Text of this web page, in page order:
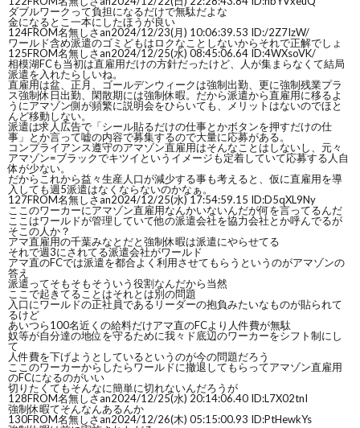
ダブルワークって負担になるだけで無駄だよな
金になるとこ一本にしたほうが良い
124FROM名無しさan2024/12/23(月) 10:06:39.53 ID:/2Z7IzW/
ワールド含め派遣のゴミどもはロクなことしないからそれで正解でしょ
125FROM名無しさan2024/12/25(水) 08:45:06.64 ID:4WXsoVK/
相模湖FCも当初は直雇用だけの方針だったけど、人が集まらなくて結局
派遣を入れたらしいね。
直雇用は盆、正月、ゴールデンウィークは強制出勤、更に強制残業プラ
ス強制休日出勤、閑散期には強制休暇。だから派遣から直雇用に移るよ
うにアマゾン側が頻繁に説明会をひらいても、メリットはないのでほと
んど移動しない。
派遣は求人広告で「シール貼るだけの仕事とかボタンを押すだけの仕
事」とか言って嘘の内容で募集するので大量に応募がある。
コンプライアンス遵守のアマゾン直雇用はそんなことはしないし、元々
アマゾン=ブラックでキツイというイメージも定着していて応募する人自
体が少ない。
だからこれから益々生産人口が減少する事も考えると、仮に直雇用を導
入しても週5派遣はなくならないのかなぁ。
127FROM名無しさan2024/12/25(水) 17:54:59.15 ID:D5qXL9Ny
ここのワーカーにアマゾン直雇用なんかいないんだが何を言ってるんだ
ここはワールドが管理していて他の派遣会社を協力会社とか呼んでるが
そこの人か？
アマ直雇用の千葉みなとだと強制休暇は派遣にやらせてる
それで週3にされてる派遣会社がワールド
アマ直のFCでは派遣を都合よく利用させてもらうというのがアマゾンの
答え
派遣ってそもそもそういう役割なんだから当然
ここで起きてることはそれとは別の問題
入口にワールドの正社員であるリーダーの抱負みたいなものが貼られて
るけど
あいつら100名近くの給料だけアマ直のFCより人件費が無駄
奴等が自分達の地位を守るために我々ド底辺のワーカーをシフト制にし
て
人件費を下げようとしているというのが今の問題だろう
ここのワーカーからしたらワールドに撤退してもらってアマゾン直雇用
のFCになるのがいい
切りたくてもそんなに簡単に切れないんだろうが
128FROM名無しさan2024/12/25(水) 20:14:06.40 ID:L7X02tnI
強制休暇てそんなんあるんか
130FROM名無しさan2024/12/26(木) 05:15:00.93 ID:PtHewkYs